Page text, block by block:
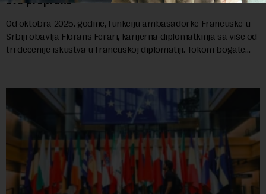
Od oktobra 2025. godine, funkciju ambasadorke Francuske u
Srbiji obavlja Florans Ferari, karijerna diplomatkinja sa više od
tri decenije iskustva u francuskoj diplomatiji. Tokom bogate